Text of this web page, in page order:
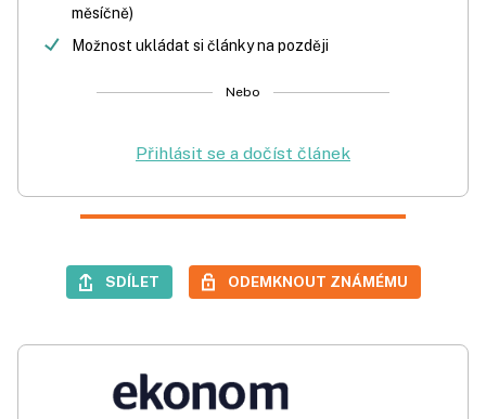
měsíčně)
Možnost ukládat si články na později
Nebo
Přihlásit se a dočíst článek
SDÍLET ODEMKNOUT ZNÁMÉMU